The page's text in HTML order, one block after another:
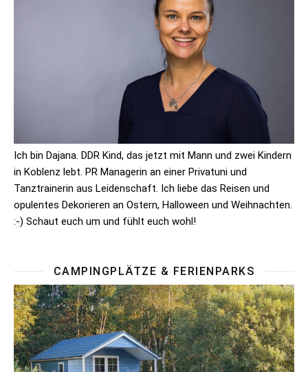
Ich bin Dajana. DDR Kind, das jetzt mit Mann und zwei Kindern
in Koblenz lebt. PR Managerin an einer Privatuni und
Tanztrainerin aus Leidenschaft. Ich liebe das Reisen und
opulentes Dekorieren an Ostern, Halloween und Weihnachten.
:-) Schaut euch um und fühlt euch wohl!
CAMPINGPLÄTZE & FERIENPARKS